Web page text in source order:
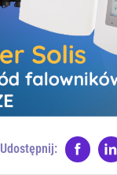
Udostępnij: